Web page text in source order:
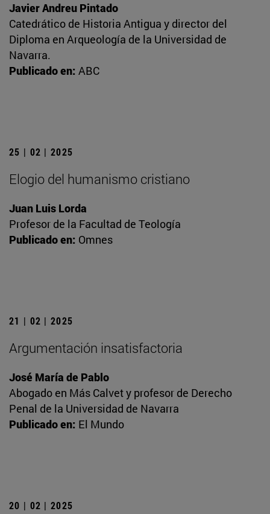
Javier Andreu Pintado
Catedrático de Historia Antigua y director del
Diploma en Arqueología de la Universidad de
Navarra.
Publicado en: ABC
25 | 02 | 2025
Elogio del humanismo cristiano
Juan Luis Lorda
Profesor de la Facultad de Teología
Publicado en: Omnes
21 | 02 | 2025
Argumentación insatisfactoria
José María de Pablo
Abogado en Más Calvet y profesor de Derecho
Penal de la Universidad de Navarra
Publicado en: El Mundo
20 | 02 | 2025